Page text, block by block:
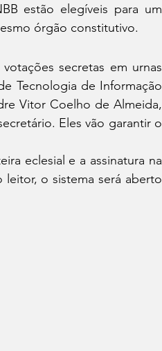
estão elegíveis para um
órgão constitutivo.
secretas em urnas
Tecnologia de Informação
Vitor Coelho de Almeida,
Eles vão garantir o
eclesial e a assinatura na
o sistema será aberto